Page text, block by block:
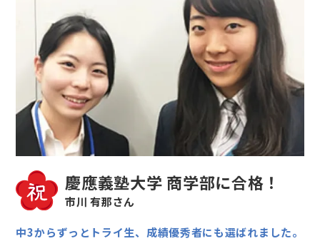
慶應義塾大学 商学部に合格！
市川 有那さん
中3からずっとトライ生、成績優秀者にも選ばれました。